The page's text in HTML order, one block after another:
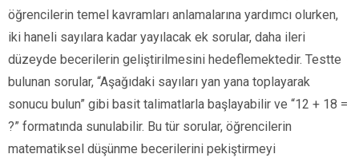
öğrencilerin temel kavramları anlamalarına yardımcı olurken,
iki haneli sayılara kadar yayılacak ek sorular, daha ileri
düzeyde becerilerin geliştirilmesini hedeflemektedir. Testte
bulunan sorular, “Aşağıdaki sayıları yan yana toplayarak
sonucu bulun” gibi basit talimatlarla başlayabilir ve “12 + 18 =
?” formatında sunulabilir. Bu tür sorular, öğrencilerin
matematiksel düşünme becerilerini pekiştirmeyi